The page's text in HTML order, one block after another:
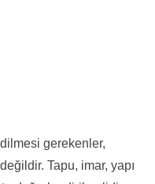
gerekenler,
Tapu, imar, yapı